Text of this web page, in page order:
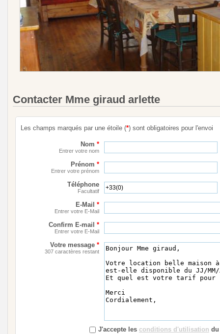
Contacter Mme giraud arlette
Les champs marqués par une étoile (*) sont obligatoires pour l'envoi
Nom *
Entrer votre nom
Prénom *
Entrer votre prénom
Téléphone
Facultatif
E-Mail *
Entrer votre E-Mail
Confirm E-mail *
Entrer votre E-Mail
Votre message *
307 caractères restant
J'accepte les conditions d'utilisation